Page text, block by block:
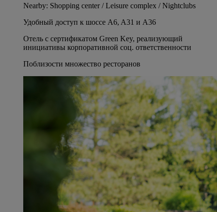
Nearby: Shopping center / Leisure complex / Nightclubs
Удобный доступ к шоссе A6, A31 и A36
Отель с сертификатом Green Key, реализующий
инициативы корпоративной соц. ответственности
Поблизости множество ресторанов